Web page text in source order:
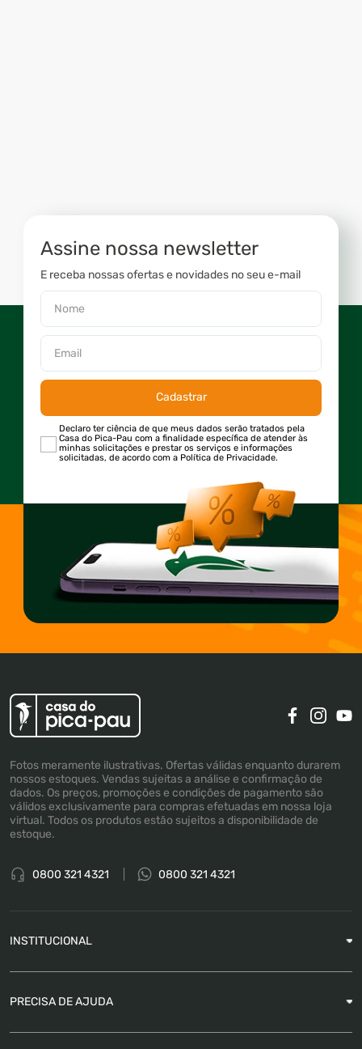
Assine nossa newsletter
E receba nossas ofertas e novidades no seu e-mail
Cadastrar
Declaro ter ciência de que meus dados serão tratados pela
Casa do Pica-Pau com a finalidade específica de atender às
minhas solicitações e prestar os serviços e informações
solicitadas, de acordo com a Política de Privacidade.
Fotos meramente ilustrativas. Ofertas válidas enquanto durarem
nossos estoques. Vendas sujeitas a análise e confirmação de
dados. Os preços, promoções e condições de pagamento são
válidos exclusivamente para compras efetuadas em nossa loja
virtual. Todos os produtos estão sujeitos a disponibilidade de
estoque.
0800 321 4321 0800 321 4321
INSTITUCIONAL
PRECISA DE AJUDA